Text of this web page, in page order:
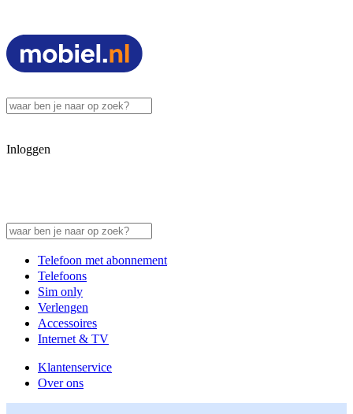
Inloggen
Telefoon met abonnement
Telefoons
Sim only
Verlengen
Accessoires
Internet & TV
Klantenservice
Over ons